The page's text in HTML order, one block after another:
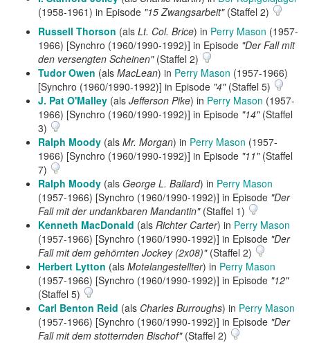
(1958-1961) in Episode "15 Zwangsarbeit"(Staffel 2)
Russell Thorson (als Lt. Col. Brice) in Perry Mason (1957-
1966) [Synchro (1960/1990-1992)] in Episode "Der Fall mit
den versengten Scheinen"(Staffel 2)
Tudor Owen (als MacLean) in Perry Mason (1957-1966)
[Synchro (1960/1990-1992)] in Episode "4"(Staffel 5)
J. Pat O'Malley (als Jefferson Pike) in Perry Mason (1957-
1966) [Synchro (1960/1990-1992)] in Episode "14"(Staffel
3)
Ralph Moody (als Mr. Morgan) in Perry Mason (1957-
1966) [Synchro (1960/1990-1992)] in Episode "11"(Staffel
7)
Ralph Moody (als George L. Ballard) in Perry Mason
(1957-1966) [Synchro (1960/1990-1992)] in Episode "Der
Fall mit der undankbaren Mandantin"(Staffel 1)
Kenneth MacDonald (als Richter Carter) in Perry Mason
(1957-1966) [Synchro (1960/1990-1992)] in Episode "Der
Fall mit dem gehörnten Jockey (2x08)"(Staffel 2)
Herbert Lytton (als Motelangestellter) in Perry Mason
(1957-1966) [Synchro (1960/1990-1992)] in Episode "12"
(Staffel 5)
Carl Benton Reid (als Charles Burroughs) in Perry Mason
(1957-1966) [Synchro (1960/1990-1992)] in Episode "Der
Fall mit dem stotternden Bischof"(Staffel 2)